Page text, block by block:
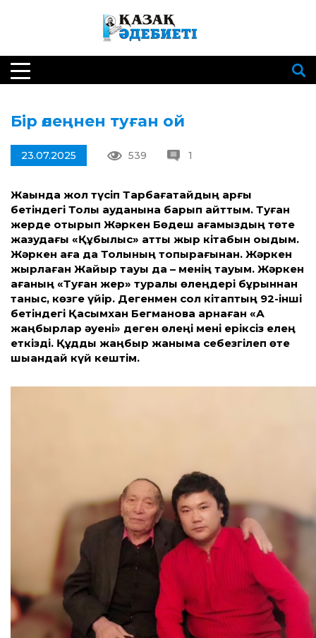
Бір өлеңнен туған ой
23.07.2025 539 1
Жақында жол түсіп Тарбағатайдың арғы
бетіндегі Толы ауданына барып қайттым. Туған
жерде отырып Жәркен Бөдеш ағамыздың төте
жазудағы «Құбылыс» атты жыр кітабын оқыдым.
Жәркен аға да Толының топырағынан. Жәркен
жырлаған Жайыр тауы да – менің тауым. Жәркен
ағаның «Туған жер» туралы өлеңдері бұрыннан
таныс, көзге үйір. Дегенмен сол кітаптың 92-інші
бетіндегі Қасымхан Бегмановқа арнаған «Ақ
жаңбырлар әуені» деген өлеңі мені еріксіз елең
еткізді. Құдды жаңбыр жаныма себезгілеп өте
шыққандай күй кештім.